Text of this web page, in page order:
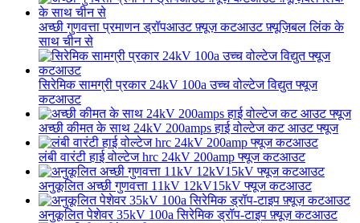
अच्छी गुणवत्ता प्रमाणन ड्रॉपआउट फ़्यूज़ कटआउट फ़्यूज़िबल लिंक के
साथ चीन से
सिरेमिक सामग्री प्रकार 24kV 100a उच्च वोल्टेज विद्युत फ्यूज
कटआउट
अच्छी कीमत के साथ 24kV 200amps हाई वोल्टेज कट आउट फ्यूज
लंबी वारंटी हाई वोल्टेज hrc 24kV 200amp फ्यूज कटआउट
अनुकूलित अच्छी गुणवत्ता 11kV 12kV15kV फ्यूज कटआउट
अनुकूलित पेशेवर 35kV 100a सिरेमिक ड्रॉप-टाइप फ़्यूज़ कटआउट